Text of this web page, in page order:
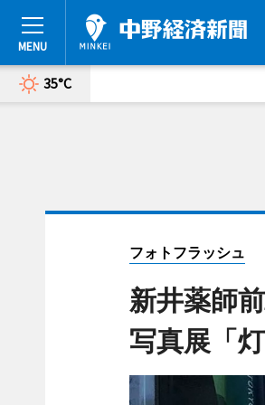
35°C
フォトフラッシュ
新井薬師
写真展「